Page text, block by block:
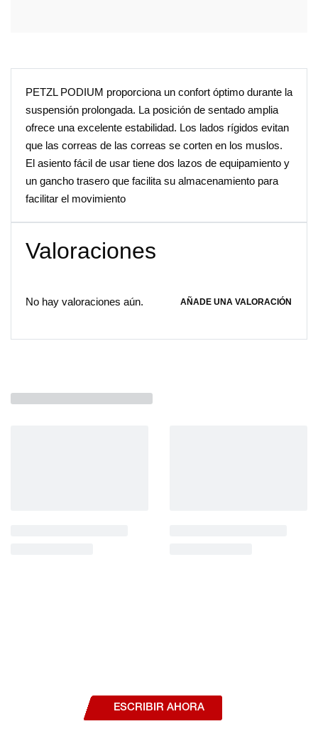
PETZL PODIUM proporciona un confort óptimo durante la
suspensión prolongada. La posición de sentado amplia
ofrece una excelente estabilidad. Los lados rígidos evitan
que las correas de las correas se corten en los muslos.
El asiento fácil de usar tiene dos lazos de equipamiento y
un gancho trasero que facilita su almacenamiento para
facilitar el movimiento
Valoraciones
No hay valoraciones aún. AÑADE UNA VALORACIÓN
ESCRIBIR AHORA